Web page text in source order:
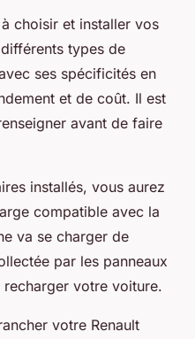
choisir et installer vos
types de
ses spécificités en
et de coût. Il est
avant de faire
installés, vous aurez
compatible avec la
va se charger de
par les panneaux
votre voiture.
votre Renault